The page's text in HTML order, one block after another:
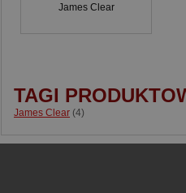
James Clear
TAGI
James Clear (4)